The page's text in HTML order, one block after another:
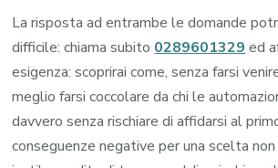
La risposta ad entrambe le domande
difficile: chiama subito 0289601329 ed
esigenza: scoprirai come, senza farsi
meglio farsi coccolare da chi le
davvero senza rischiare di affidarsi al
conseguenze negative per una scelta